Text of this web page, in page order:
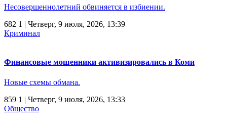
Несовершеннолетний обвиняется в избиении.
682 1 | Четверг, 9 июля, 2026, 13:39
Криминал
Финансовые мошенники активизировались в Коми
Новые схемы обмана.
859 1 | Четверг, 9 июля, 2026, 13:33
Общество